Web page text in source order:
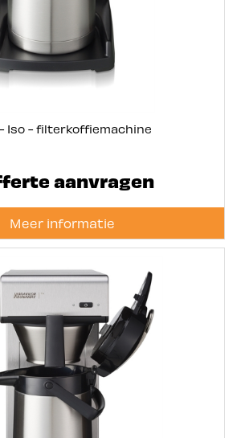
Iso - filterkoffiemachine
aanvragen
Meer informatie